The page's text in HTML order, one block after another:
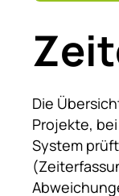
Die
Projekte,
System